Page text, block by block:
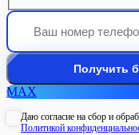
MAX
Даю согласие на сбор и
Политикой